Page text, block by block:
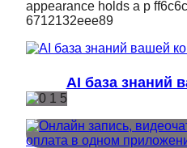
AI база знаний